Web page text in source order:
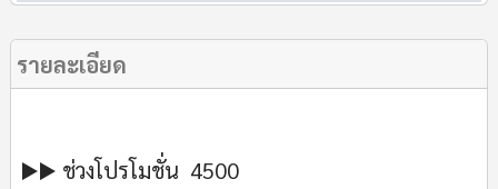
รายละเอียด
▶️▶️ ช่วงโปรโมชั่น 4500